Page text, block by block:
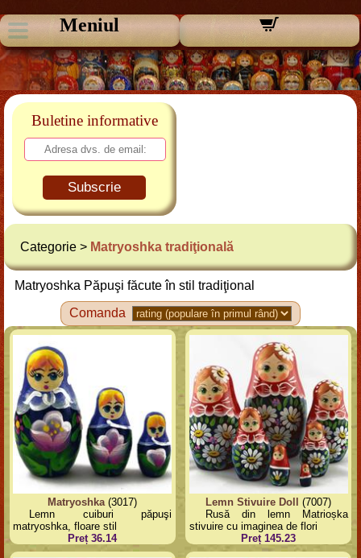
Meniul
Buletine informative
Subscrie
Categorie > Matryoshka tradiţională
Matryoshka Păpuşi făcute în stil tradiţional
Comanda
Matryoshka(3017)
Lemn cuiburi păpuşi
matryoshka, floare stil
Preț 36.14
Lemn Stivuire Doll
(7007)
Rusă din lemn Matrioșka
stivuire cu imaginea de flori
Preț 145.23